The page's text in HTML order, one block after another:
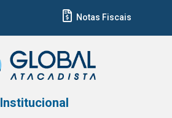
Notas Fiscais
Institucional